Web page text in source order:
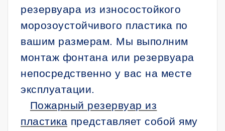
резервуара из износостойкого
морозоустойчивого пластика по
вашим размерам. Мы выполним
монтаж фонтана или резервуара
непосредственно у вас на месте
эксплуатации.
Пожарный резервуар из
пластика представляет собой яму